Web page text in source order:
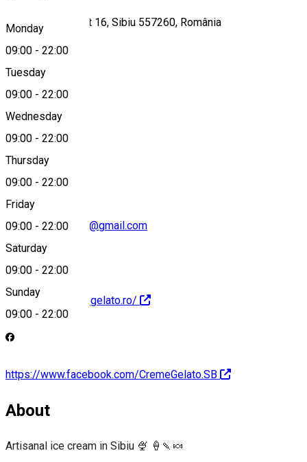
Monday
09:00 - 22:00
Tuesday
09:00 - 22:00
Wednesday
09:00 - 22:00
Thursday
09:00 - 22:00
Friday
09:00 - 22:00
Saturday
09:00 - 22:00
Sunday
09:00 - 22:00
Str. Școala de Înot 16, Sibiu 557260, România
Map
cremegelatosibiu@gmail.com
http://www.cremegelato.ro/
https://www.facebook.com/CremeGelato.SB
About
Artisanal ice cream in Sibiu 🍨 🍦🍡🍬